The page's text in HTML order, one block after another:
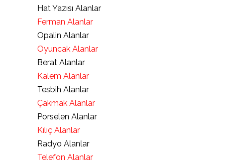
Hat Yazısı Alanlar
Ferman Alanlar
Opalin Alanlar
Oyuncak Alanlar
Berat Alanlar
Kalem Alanlar
Tesbih Alanlar
Çakmak Alanlar
Porselen Alanlar
Kılıç Alanlar
Radyo Alanlar
Telefon Alanlar